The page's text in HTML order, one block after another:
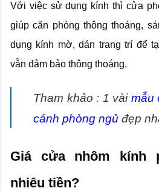
Với việc sử dụng kính thì cửa
giúp căn phòng thông thoáng,
dụng kính mờ, dán trang trí để
vẫn đảm bảo thông thoáng.
Tham khảo : 1 vài mẫu
cánh phòng ngủ đẹp
Giá cửa nhôm kính
nhiêu tiền?